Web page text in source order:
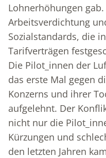
Lohnerhöhungen
Arbeitsverdichtung
Sozialstandards, die
Tarifverträgen
Die Pilot_innen der
das erste Mal gegen
Konzerns und ihrer
aufgelehnt. Der
nicht nur die
Kürzungen und
den letzten Jahren